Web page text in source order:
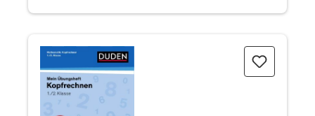
Übungsheft Mathematik - Kopfrechnen 1./2. Klasse